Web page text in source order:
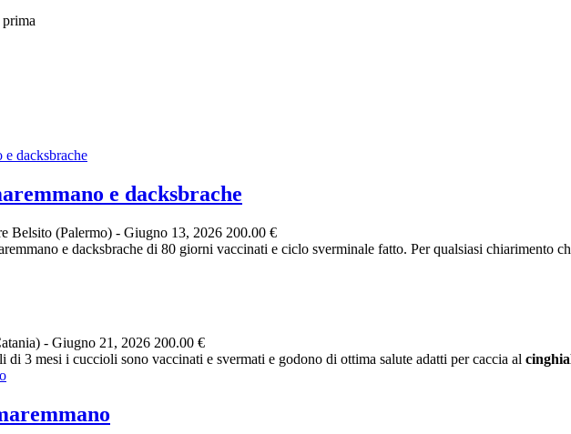
prima
e dacksbrache
Belsito (Palermo) - Giugno 13, 2026 200.00 €
e dacksbrache di 80 giorni vaccinati e ciclo sverminale fatto. Per qualsiasi chiarimento
- Giugno 21, 2026 200.00 €
3 mesi i cuccioli sono vaccinati e svermati e godono di ottima salute adatti per caccia al